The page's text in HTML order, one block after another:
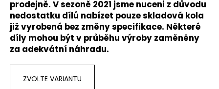
prodejně. V sezoně 2021 jsme nuceni z důvodu
nedostatku dílů nabízet pouze skladová kola
již vyrobená bez změny specifikace. Některé
díly mohou být v průběhu výroby zaměněny
za adekvátní náhradu.
ZVOLTE VARIANTU
D
o
p
o